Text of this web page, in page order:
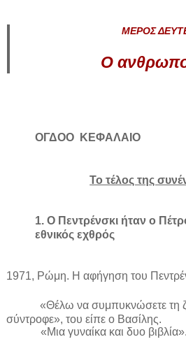
ΜΕΡΟΣ
Ο
ΟΓΔΟΟ ΚΕΦΑΛΑΙΟ
Το τέλος της
1. Ο Πεντρένσκι ήταν ο
εθνικός εχθρός
1971, Ρώμη. Η αφήγηση του
«Θέλω να συμπυκνώσετε τη
σύντροφε», του είπε ο Βασίλης.
«Μια γυναίκα και δυο βιβλία».